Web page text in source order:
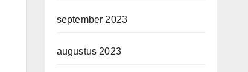
september 2023
augustus 2023